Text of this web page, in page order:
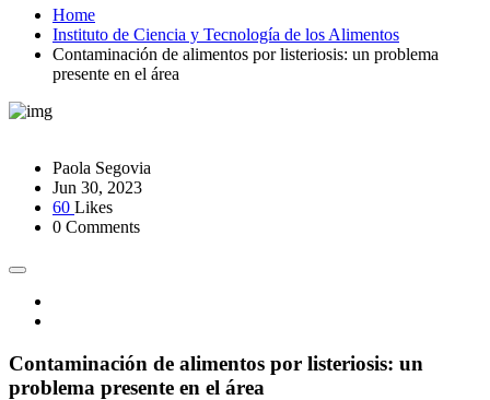
Home
Instituto de Ciencia y Tecnología de los Alimentos
Contaminación de alimentos por listeriosis: un problema
presente en el área
Paola Segovia
Jun 30, 2023
60 Likes
0 Comments
Contaminación de alimentos por listeriosis: un
problema presente en el área